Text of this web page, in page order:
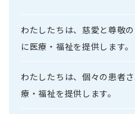
わたしたちは、慈愛と尊敬
に医療・福祉を提供します。
わたしたちは、個々の患者
療・福祉を提供します。